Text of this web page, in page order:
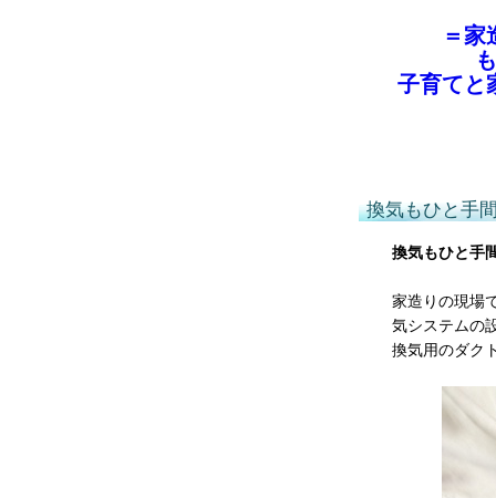
＝家
子育てと
換気もひと手
換気もひと手
家造りの現場
気システムの
換気用のダク